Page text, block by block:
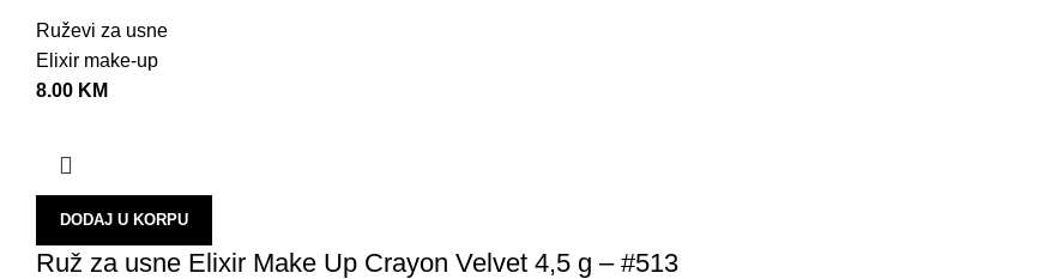
Ruževi za usne
Elixir make-up
8.00 KM
DODAJ U KORPU
Ruž za usne Elixir Make Up Crayon Velvet 4,5 g – #513